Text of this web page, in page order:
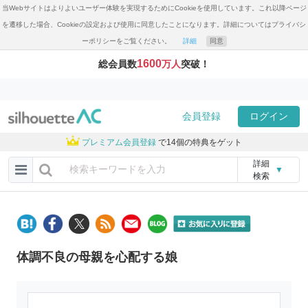
当Webサイトはよりよいユーザー体験を実現するためにCookieを使用しています。これ以降ページ
を遷移した場合、Cookieの設定および使用に同意したことになります。詳細についてはプライバシ
ーポリシーをご覧ください。 詳細 同意
総会員数1600万人突破！
会員登録 ログイン
プレミアム会員登録 で14個の特典をゲット
詳細
検索
▼
体調不良の母親を心配する娘